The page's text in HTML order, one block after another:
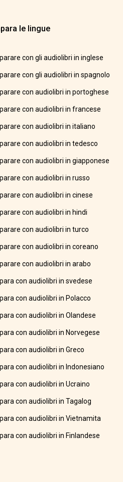
le lingue
con gli audiolibri in inglese
con gli audiolibri in spagnolo
con audiolibri in portoghese
con audiolibri in francese
con audiolibri in italiano
con audiolibri in tedesco
con audiolibri in giapponese
con audiolibri in russo
con audiolibri in cinese
con audiolibri in hindi
con audiolibri in turco
con audiolibri in coreano
con audiolibri in arabo
con audiolibri in svedese
con audiolibri in Polacco
con audiolibri in Olandese
con audiolibri in Norvegese
con audiolibri in Greco
con audiolibri in Indonesiano
con audiolibri in Ucraino
con audiolibri in Tagalog
con audiolibri in Vietnamita
con audiolibri in Finlandese